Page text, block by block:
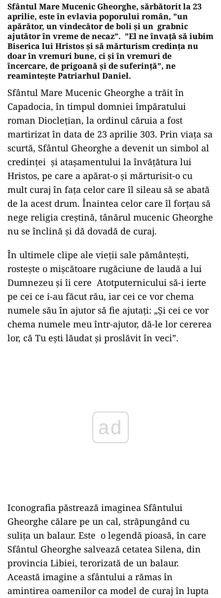
Sfântul Mare Mucenic Gheorghe, sărbătorit la 23
aprilie, este în evlavia poporului român, ”un
apărător, un vindecător de boli și un grabnic
ajutător în vreme de necaz”. ”El ne învață să iubim
Biserica lui Hristos și să mărturism credința nu
doar în vremuri bune, ci și în vremuri de
încercare, de prigoană și de suferință”, ne
reamintește Patriarhul Daniel.
Sfântul Mare Mucenic Gheorghe a trăit în
Capadocia, în timpul domniei împăratului
roman Diocleţian, la ordinul căruia a fost
martirizat în data de 23 aprilie 303. Prin viaţa sa
scurtă, Sfântul Gheorghe a devenit un simbol al
credinței şi atașamentului la învăţătura lui
Hristos, pe care a apărat-o şi mărturisit-o cu
mult curaj în faţa celor care îl sileau să se abată
de la acest drum. Înaintea celor care îl forţau să
nege religia creştină, tânărul mucenic Gheorghe
nu se înclină şi dă dovadă de curaj.
În ultimele clipe ale vieţii sale pă­mânteşti,
rosteşte o mişcătoare rugăciune de laudă a lui
Dumnezeu şi îi cere Atotputernicului să-i ierte
pe cei ce i-au făcut rău, iar cei ce vor chema
numele său în ajutor să fie ajutaţi: „Și cei ce vor
chema numele meu într-ajutor, dă-le lor cererea
lor, că Tu eşti lăudat şi proslăvit în veci”.
Iconografia păstrează imaginea Sfântului
Gheorghe călare pe un cal, străpungând cu
sulița un balaur. Este o legendă pioasă, în care
Sfântul Gheorghe salvează cetatea Silena, din
provincia Libiei, terorizată de un balaur.
Această imagine a sfântului a rămas în
amintirea oamenilor ca model de curaj în lupta